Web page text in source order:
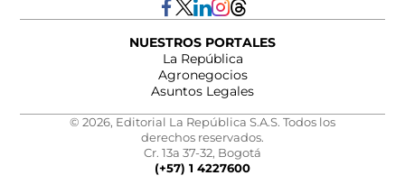
NUESTROS PORTALES
La República
Agronegocios
Asuntos Legales
© 2026, Editorial La República S.A.S. Todos los
derechos reservados.
Cr. 13a 37-32, Bogotá
(+57) 1 4227600